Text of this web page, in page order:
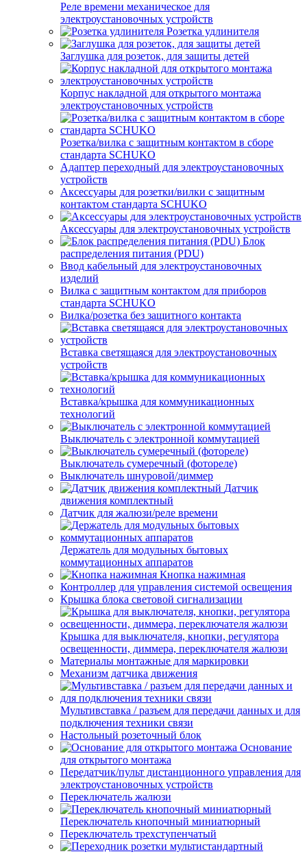
Реле времени механическое для
электроустановочных устройств
Розетка удлинителя
Заглушка для розеток, для защиты детей
Корпус накладной для открытого монтажа
электроустановочных устройств
Розетка/вилка с защитным контактом в сборе
стандарта SCHUKO
Адаптер переходный для электроустановочных
устройств
Аксессуары для розетки/вилки с защитным
контактом стандарта SCHUKO
Аксессуары для электроустановочных устройств
Блок
распределения питания (PDU)
Ввод кабельный для электроустановочных
изделий
Вилка с защитным контактом для приборов
стандарта SCHUKO
Вилка/розетка без защитного контакта
Вставка светящаяся для электроустановочных
устройств
Вставка/крышка для коммуникационных
технологий
Выключатель с электронной коммутацией
Выключатель сумеречный (фотореле)
Выключатель шнуровой/диммер
Датчик
движения комплектный
Датчик для жалюзи/реле времени
Держатель для модульных бытовых
коммутационных аппаратов
Кнопка нажимная
Контроллер для управления системой освещения
Крышка блока световой сигнализации
Крышка для выключателя, кнопки, регулятора
освещенности, диммера, переключателя жалюзи
Материалы монтажные для маркировки
Механизм датчика движения
Мультивставка / разъем для передачи данных и для
подключения техники связи
Настольный розеточный блок
Основание
для открытого монтажа
Передатчик/пульт дистанционного управления для
электроустановочных устройств
Переключатель жалюзи
Переключатель кнопочный миниатюрный
Переключатель трехступенчатый